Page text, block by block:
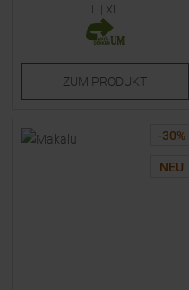
L | XL
ZUM PRODUKT
-30%
NEU